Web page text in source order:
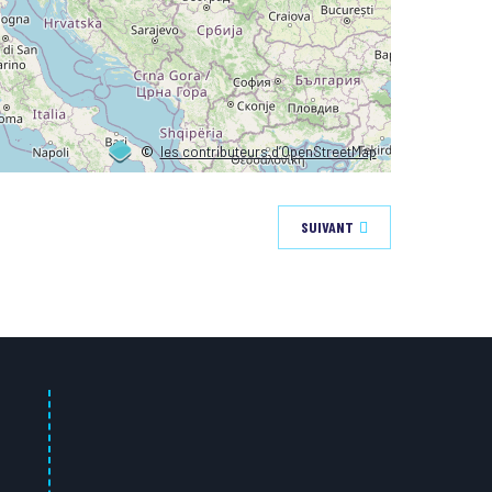
©les contributeurs d’OpenStreetMap
SUIVANT